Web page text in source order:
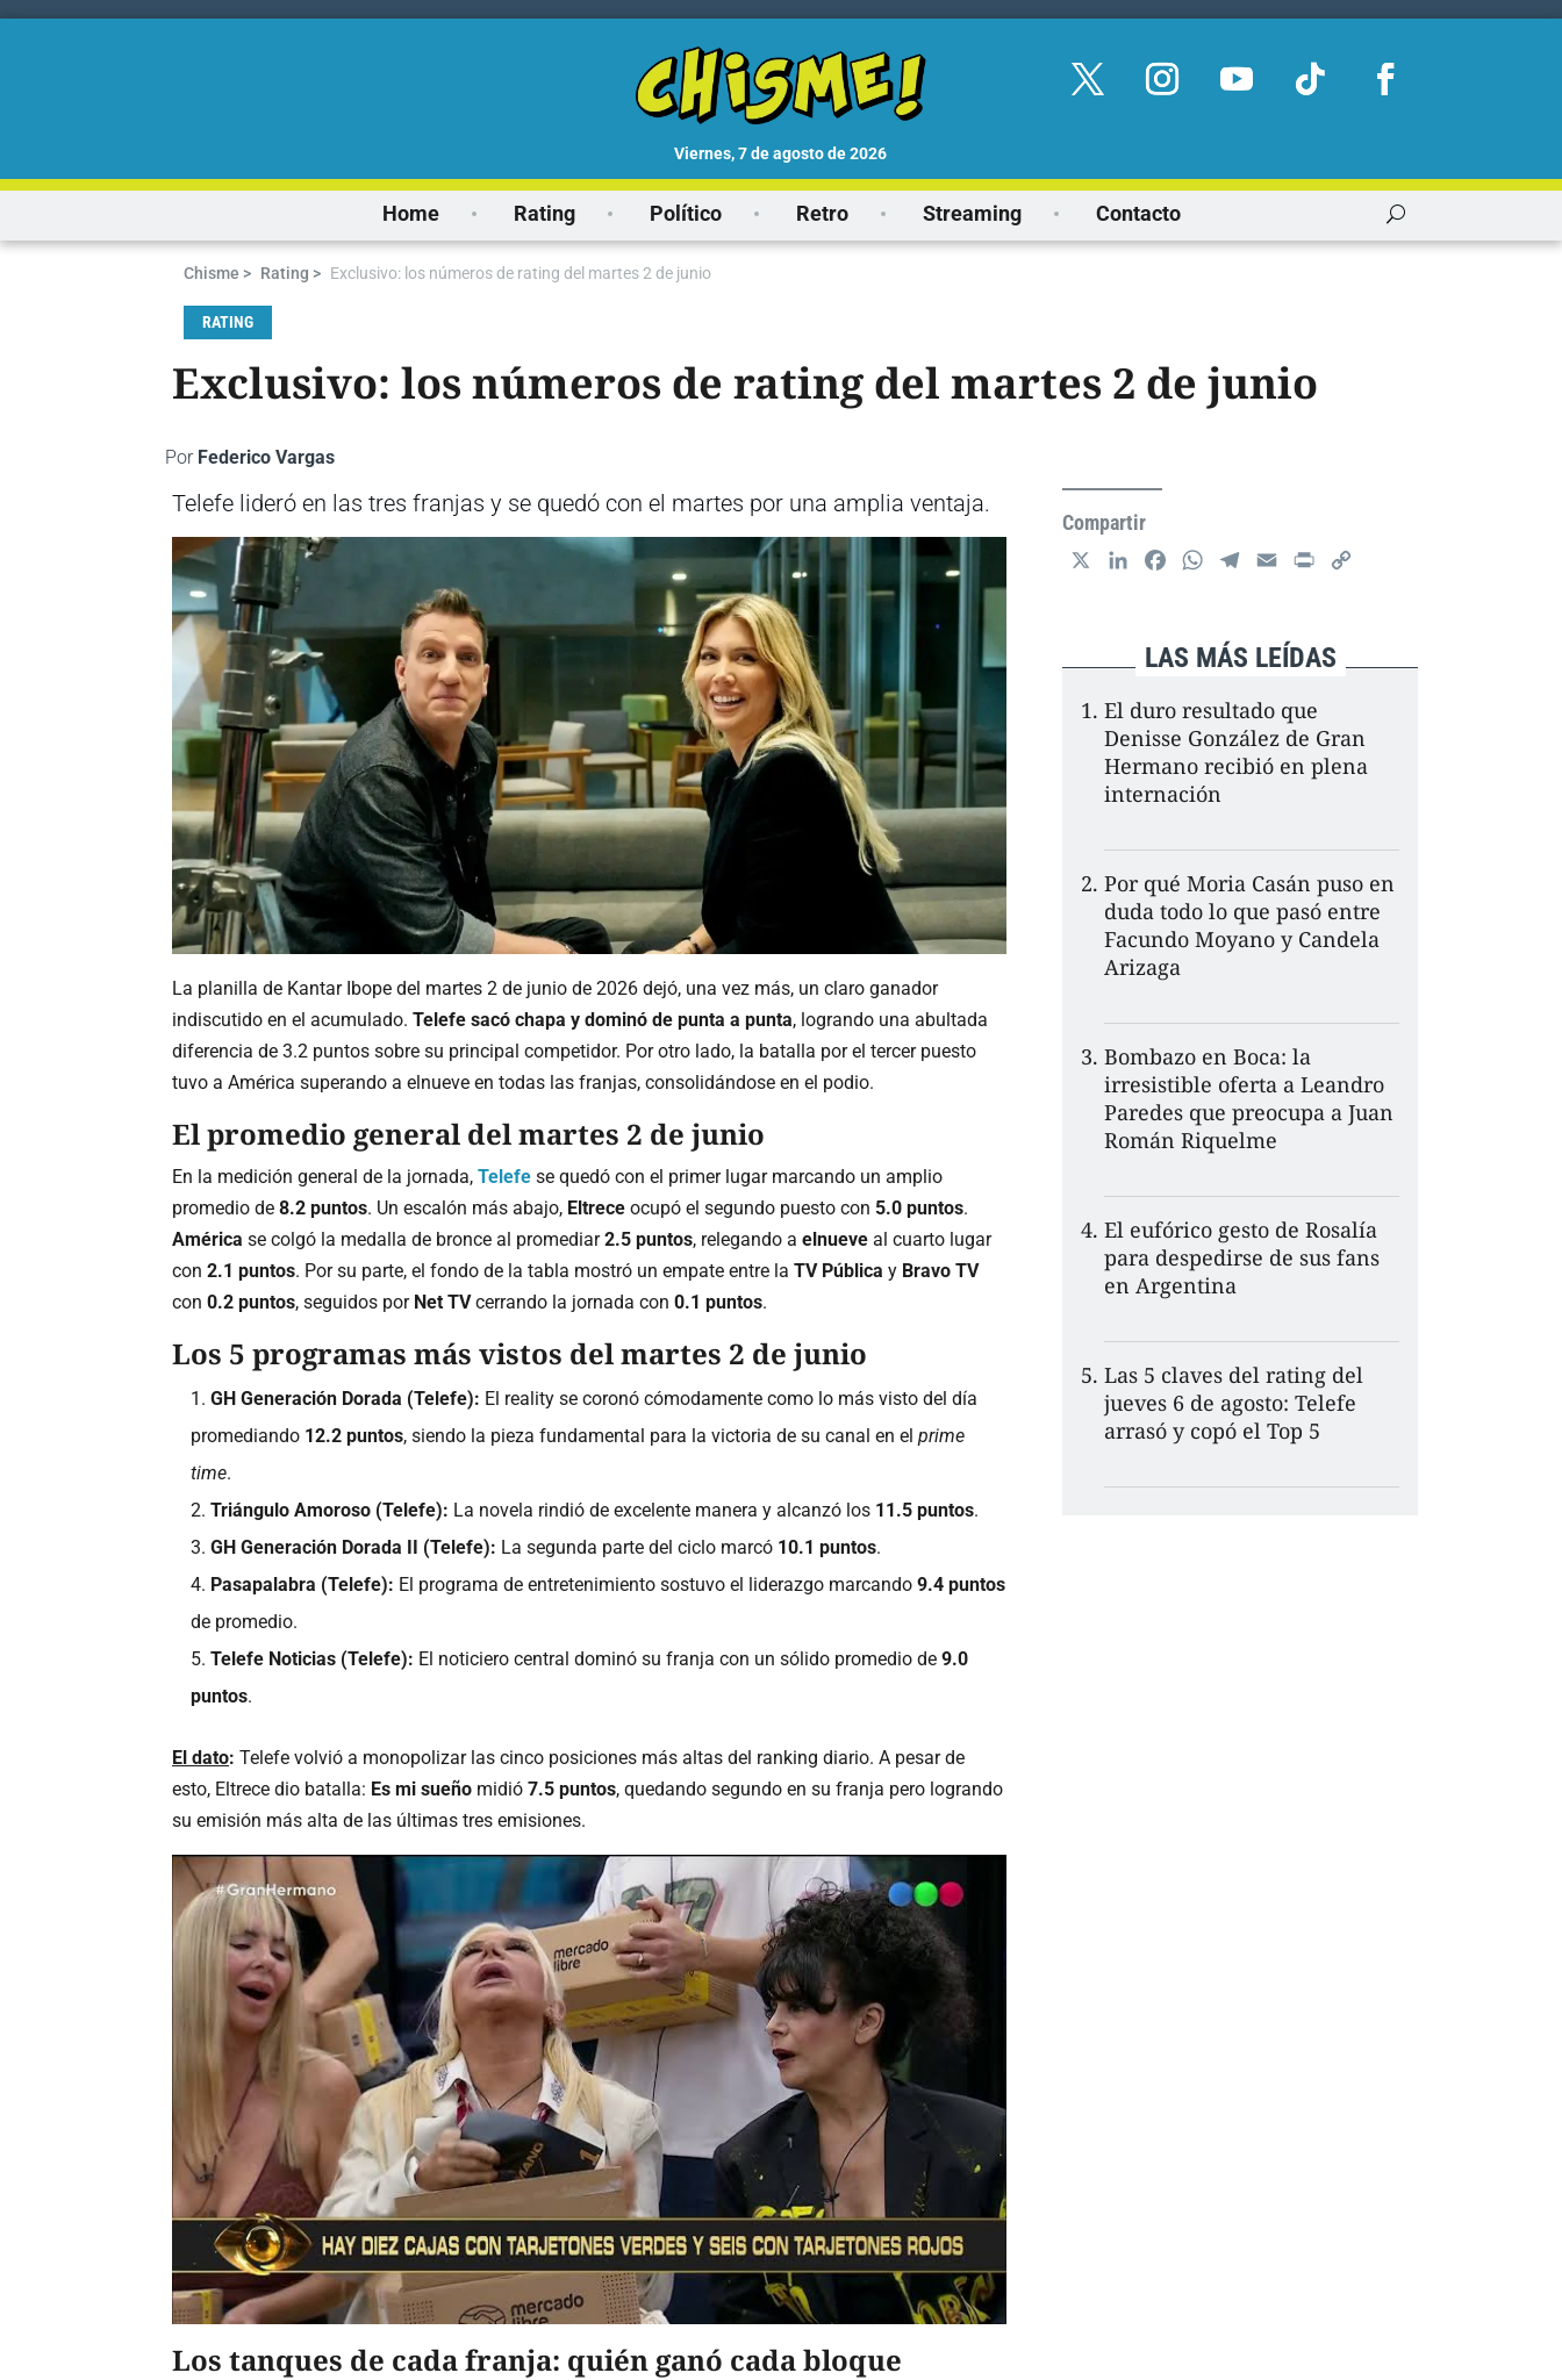
viernes, 7 de agosto de 2026
Home Rating Político Retro Streaming Contacto
Chisme > Rating > Exclusivo: los números de rating del martes 2 de junio
RATING
Exclusivo: los números de rating del martes 2 de junio
Por Federico Vargas
Telefe lideró en las tres franjas y se quedó con el martes por una amplia ventaja.
La planilla de Kantar Ibope del martes 2 de junio de 2026 dejó, una vez más, un claro ganador
indiscutido en el acumulado. Telefe sacó chapa y dominó de punta a punta, logrando una abultada
diferencia de 3.2 puntos sobre su principal competidor. Por otro lado, la batalla por el tercer puesto
tuvo a América superando a elnueve en todas las franjas, consolidándose en el podio.
El promedio general del martes 2 de junio
En la medición general de la jornada, Telefe se quedó con el primer lugar marcando un amplio
promedio de 8.2 puntos. Un escalón más abajo, Eltrece ocupó el segundo puesto con 5.0 puntos.
América se colgó la medalla de bronce al promediar2.5 puntos, relegando a elnueve al cuarto lugar
con 2.1 puntos. Por su parte, el fondo de la tabla mostró un empate entre la TV Pública y Bravo TV
con 0.2 puntos, seguidos por Net TVcerrando la jornada con 0.1 puntos.
Los 5 programas más vistos del martes 2 de junio
GH Generación Dorada (Telefe): El reality se coronó cómodamente como lo más visto del día
promediando 12.2 puntos, siendo la pieza fundamental para la victoria de su canal en el prime
time.
Triángulo Amoroso (Telefe): La novela rindió de excelente manera y alcanzó los 11.5 puntos.
GH Generación Dorada II (Telefe): La segunda parte del ciclo marcó 10.1 puntos.
Pasapalabra (Telefe): El programa de entretenimiento sostuvo el liderazgo marcando 9.4 puntos
de promedio.
Telefe Noticias (Telefe): El noticiero central dominó su franja con un sólido promedio de 9.0
puntos.
El dato: Telefe volvió a monopolizar las cinco posiciones más altas del ranking diario. A pesar de
esto, Eltrece dio batalla: Es mi sueño midió 7.5 puntos, quedando segundo en su franja pero logrando
su emisión más alta de las últimas tres emisiones.
Los tanques de cada franja: quién ganó cada bloque
Compartir
e
d
I
e
b
o
k
W
t
s
p
p
e
g
a
m
i
l
n
t
L
LAS MÁS LEÍDAS
El duro resultado que
Denisse González de Gran
Hermano recibió en plena
internación
Por qué Moria Casán puso en
duda todo lo que pasó entre
Facundo Moyano y Candela
Arizaga
Bombazo en Boca: la
irresistible oferta a Leandro
Paredes que preocupa a Juan
Román Riquelme
El eufórico gesto de Rosalía
para despedirse de sus fans
en Argentina
Las 5 claves del rating del
jueves 6 de agosto: Telefe
arrasó y copó el Top 5